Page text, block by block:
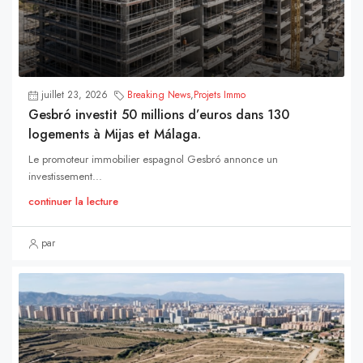
juillet 23, 2026 Breaking News,Projets Immo
Gesbró investit 50 millions d’euros dans 130
logements à Mijas et Málaga.
Le promoteur immobilier espagnol Gesbró annonce un
investissement...
continuer la lecture
par